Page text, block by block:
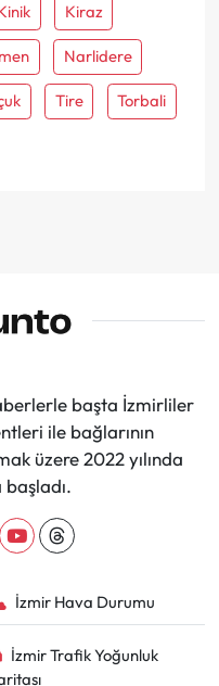
Kiraz
Narlidere
Tire Torbali
başta İzmirliler
ile bağlarının
üzere 2022 yılında
başladı.
İzmir Hava Durumu
İzmir Trafik Yoğunluk